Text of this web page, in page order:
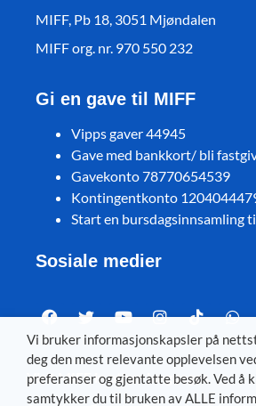
MIFF, Pb 18, 3051 Mjøndalen
MIFF org. nr. 970 550 232
Gi en gave til MIFF
Vipps gaver 44945
Gave med bankkort/ bli
Gavekonto 78770654539
Kontingentkonto
Start en bursdagsinnsamling
Sosiale medier
Visit MIFF in other languages
Vi bruker informasjonskapsler på
deg den mest relevante opplevelsen
preferanser og gjentatte besøk. Ved å
samtykker du til bruken av ALLE